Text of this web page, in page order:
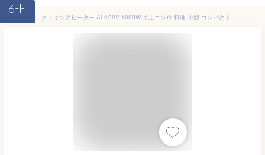
6th
クッキングヒーター AC100V 1000W 卓上コンロ 料理 小型 コンパクト 操作簡単 持ち運び アウトドア 過熱防止保護装置 直接加熱 ホワイト Modere HT-7578WH ヒロコーポレーション 【IHではありません】【送料無料】